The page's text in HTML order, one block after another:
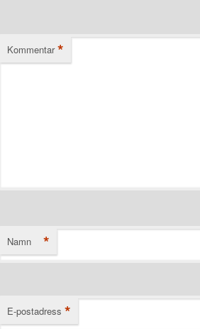
Kommentar *
Namn *
E-postadress *